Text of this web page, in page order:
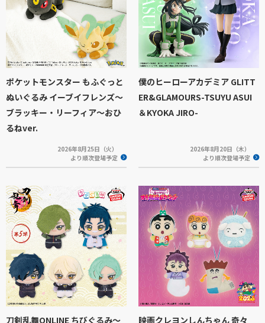
ポケットモンスター もふぐっと
ぬいぐるみ イーブイフレンズ～
ブラッキー・リーフィア～おひ
るねver.
2026年8月25日（火）
より順次登場予定
僕のヒーローアカデミア GLITT
ER&GLAMOURS-TSUYU ASUI
＆KYOKA JIRO-
2026年8月20日（木）
より順次登場予定
刀剣乱舞ONLINE ちびぐるみ～
映画クレヨンしんちゃん 奇々